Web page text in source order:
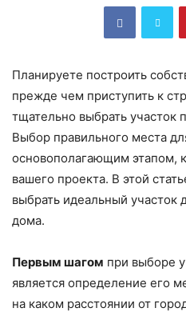
Планируете построить
прежде чем приступить к
тщательно выбрать
Выбор правильного места
основополагающим этапом,
вашего проекта. В этой
выбрать идеальный участок
дома.
Первым шагом при выборе
является определение его
на каком расстоянии от